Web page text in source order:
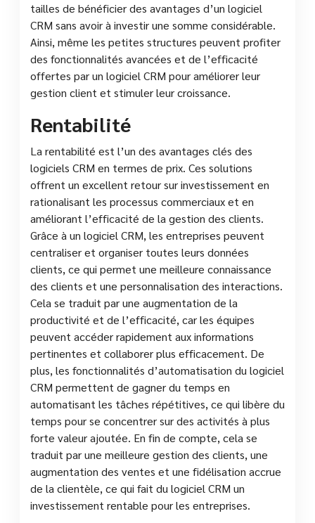
tailles de bénéficier des avantages d’un logiciel
CRM sans avoir à investir une somme considérable.
Ainsi, même les petites structures peuvent profiter
des fonctionnalités avancées et de l’efficacité
offertes par un logiciel CRM pour améliorer leur
gestion client et stimuler leur croissance.
Rentabilité
La rentabilité est l’un des avantages clés des
logiciels CRM en termes de prix. Ces solutions
offrent un excellent retour sur investissement en
rationalisant les processus commerciaux et en
améliorant l’efficacité de la gestion des clients.
Grâce à un logiciel CRM, les entreprises peuvent
centraliser et organiser toutes leurs données
clients, ce qui permet une meilleure connaissance
des clients et une personnalisation des interactions.
Cela se traduit par une augmentation de la
productivité et de l’efficacité, car les équipes
peuvent accéder rapidement aux informations
pertinentes et collaborer plus efficacement. De
plus, les fonctionnalités d’automatisation du logiciel
CRM permettent de gagner du temps en
automatisant les tâches répétitives, ce qui libère du
temps pour se concentrer sur des activités à plus
forte valeur ajoutée. En fin de compte, cela se
traduit par une meilleure gestion des clients, une
augmentation des ventes et une fidélisation accrue
de la clientèle, ce qui fait du logiciel CRM un
investissement rentable pour les entreprises.